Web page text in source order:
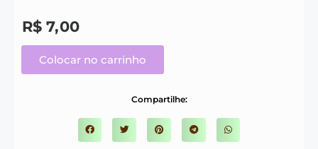
R$ 7,00
Colocar no carrinho
Compartilhe: